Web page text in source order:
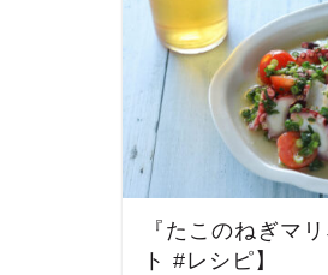
『たこのねぎマ
ト #レシピ】